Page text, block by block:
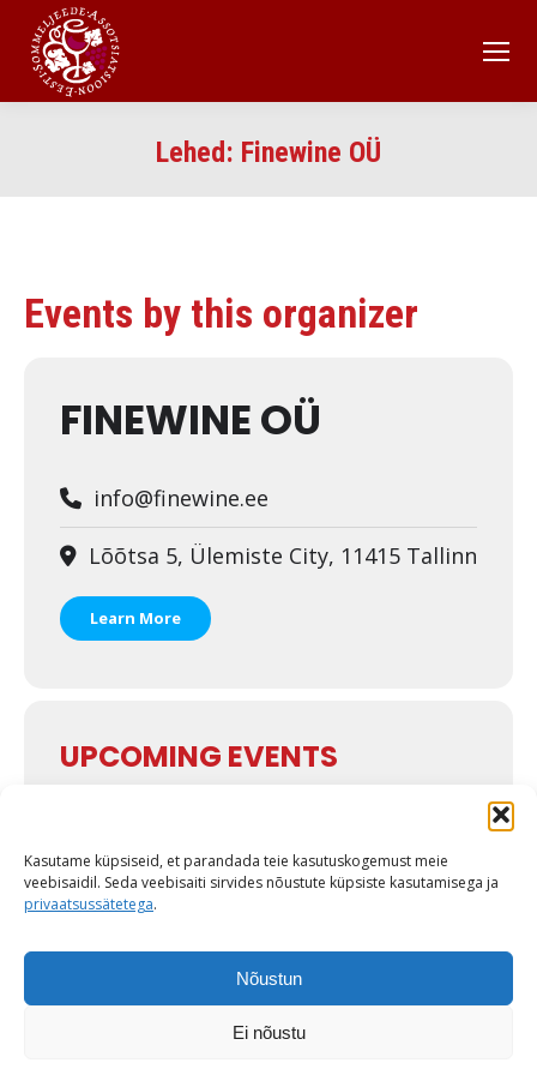
Kasutame küpsiseid, et parandada teie kasutuskogemust meie
veebisaidil. Seda veebisaiti sirvides nõustute küpsiste kasutamisega ja
privaatsussätetega.
Nõustun
Ei nõustu
Lehed: Finewine OÜ
Events by this organizer
FINEWINE OÜ
info@finewine.ee
Lõõtsa 5, Ülemiste City, 11415 Tallinn
Learn More
UPCOMING EVENTS
© ESA 2026